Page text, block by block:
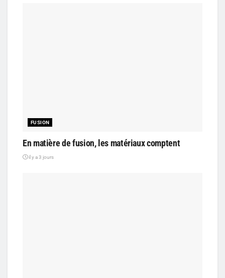
FUSION
En matière de fusion, les matériaux comptent
il y a 3 jours